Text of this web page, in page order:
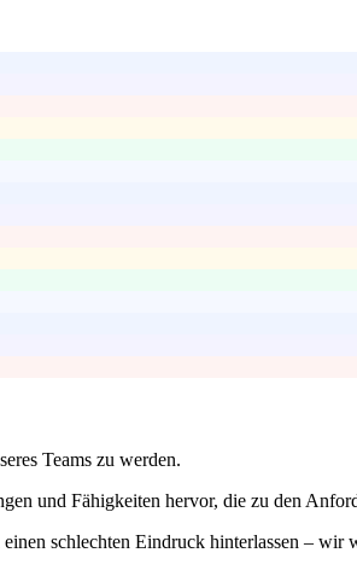
Teams zu werden.
und Fähigkeiten hervor, die zu den
schlechten Eindruck hinterlassen – wir